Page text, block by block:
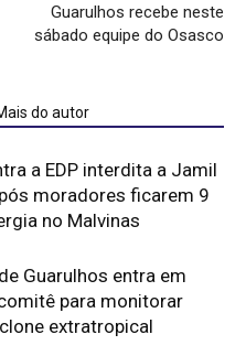
Guarulhos recebe neste
sábado equipe do Osasco
do autor
a EDP interdita a Jamil
moradores ficarem 9
no Malvinas
Guarulhos entra em
para monitorar
extratropical